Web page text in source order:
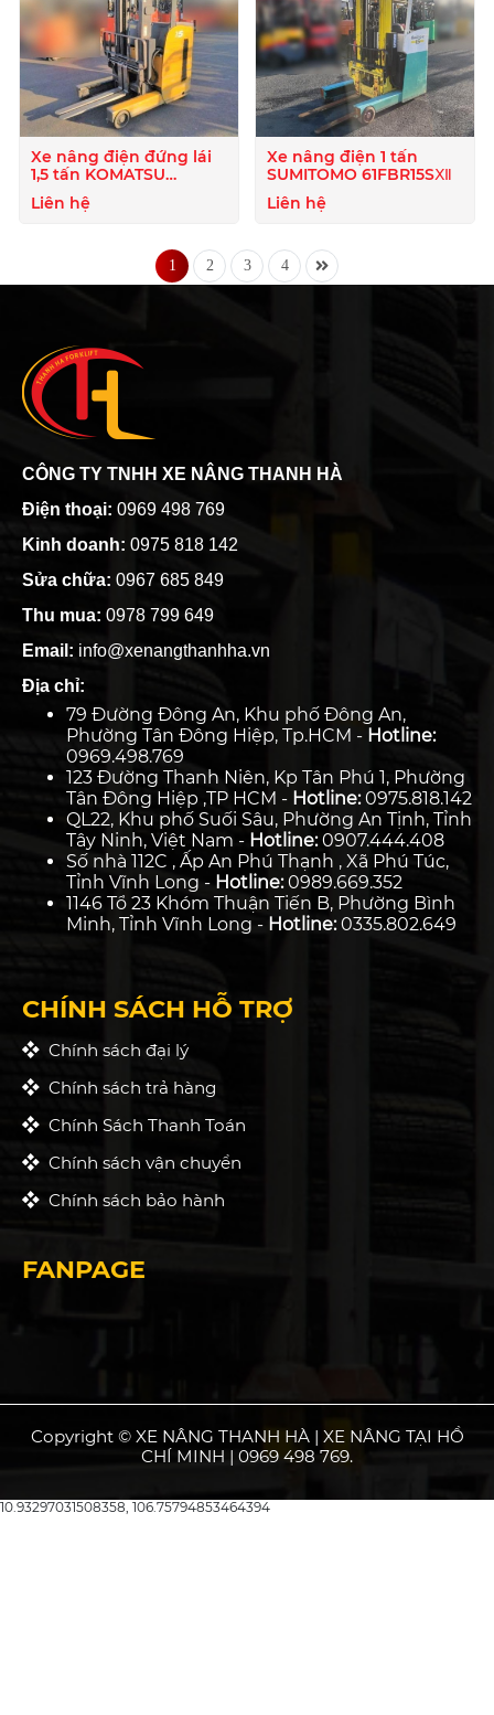
Xe nâng điện đứng lái
1,5 tấn KOMATSU
FB15RL-15
Liên hệ
Xe nâng điện 1 tấn
SUMITOMO 61FBR15SⅫ
Liên hệ
1 2 3 4
CÔNG TY TNHH XE NÂNG THANH HÀ
Điện thoại: 0969 498 769
Kinh doanh: 0975 818 142
Sửa chữa: 0967 685 849
Thu mua: 0978 799 649
Email: info@xenangthanhha.vn
Địa chỉ:
79 Đường Đông An, Khu phố Đông An,
Phường Tân Đông Hiệp, Tp.HCM - Hotline:
0969.498.769
123 Đường Thanh Niên, Kp Tân Phú 1, Phường
Tân Đông Hiệp ,TP HCM - Hotline:0975.818.142
QL22, Khu phố Suối Sâu, Phường An Tịnh, Tỉnh
Tây Ninh, Việt Nam - Hotline:0907.444.408
Số nhà 112C , Ấp An Phú Thạnh , Xã Phú Túc,
Tỉnh Vĩnh Long - Hotline:0989.669.352
1146 Tổ 23 Khóm Thuận Tiến B, Phường Bình
Minh, Tỉnh Vĩnh Long - Hotline:0335.802.649
CHÍNH SÁCH HỖ TRỢ
Chính sách đại lý
Chính sách trả hàng
Chính Sách Thanh Toán
Chính sách vận chuyển
Chính sách bảo hành
FANPAGE
Copyright © XE NÂNG THANH HÀ | XE NÂNG TẠI HỒ
CHÍ MINH | 0969 498 769.
10.93297031508358, 106.75794853464394